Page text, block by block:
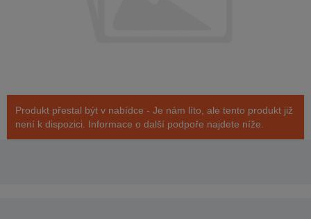
Produkt přestal být v nabídce - Je nám líto, ale tento produkt již
není k dispozici. Informace o další podpoře najdete níže.